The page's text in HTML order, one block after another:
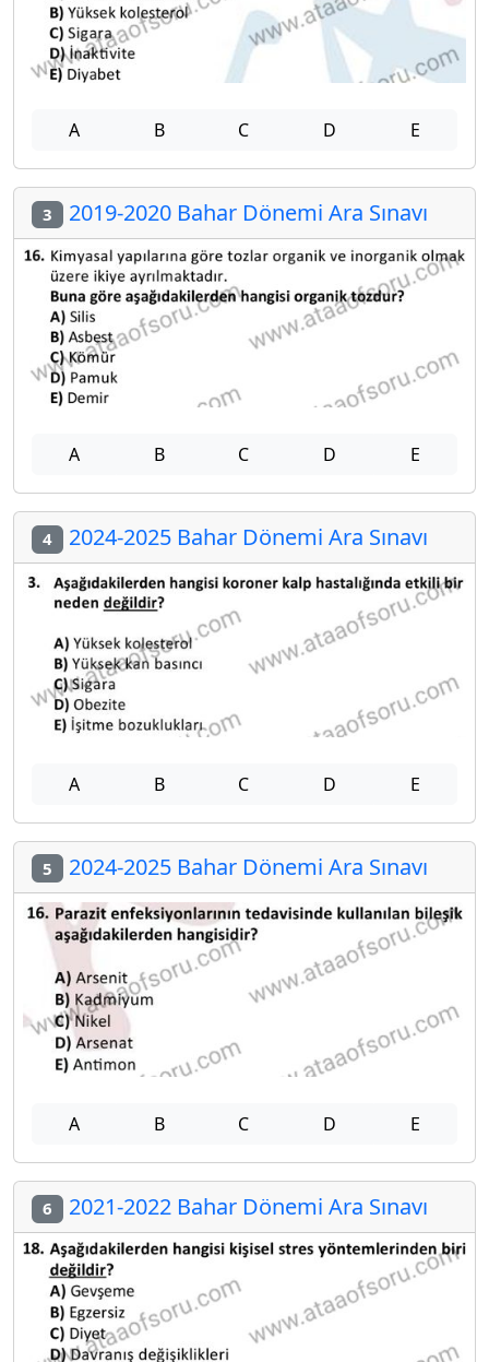
A B C D E
3 2019-2020 Bahar Dönemi Ara Sınavı
A B C D E
4 2024-2025 Bahar Dönemi Ara Sınavı
A B C D E
5 2024-2025 Bahar Dönemi Ara Sınavı
A B C D E
6 2021-2022 Bahar Dönemi Ara Sınavı